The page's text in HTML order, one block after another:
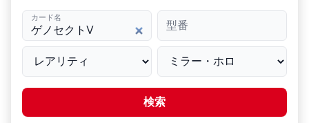
カード名
型番
検索